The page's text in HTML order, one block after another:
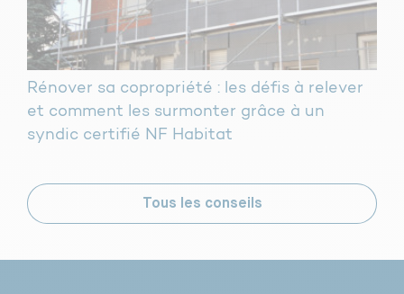
Rénover sa copropriété : les défis à relever
et comment les surmonter grâce à un
syndic certifié NF Habitat
Tous les conseils